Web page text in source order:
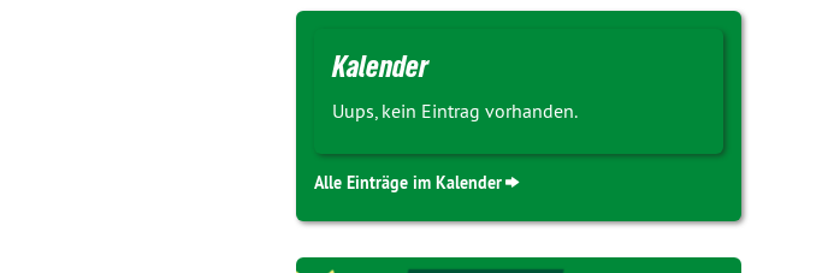
Kalender
Uups, kein Eintrag vorhanden.
Alle Einträge im Kalender